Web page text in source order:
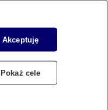
Akceptuję
Pokaż cele